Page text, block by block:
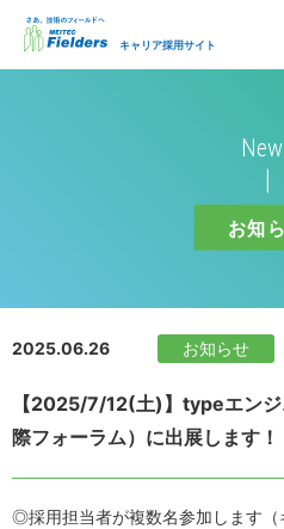
キャリア採用サイト
お知
2025.06.26 お知らせ
【2025/7/12(土)】typeエン
際フォーラム）に出展します！
◎採用担当者が複数名参加します（